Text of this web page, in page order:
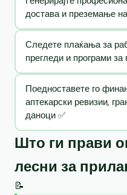
достава и преземање
Следете плаќања за
прегледи и програми за
Поедноставете го
аптекарски ревизии,
даноци ✅
Што ги прави
лесни за
📝